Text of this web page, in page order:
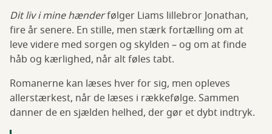
Dit liv i mine hænderfølger Liams lillebror Jonathan,
fire år senere. En stille, men stærk fortælling om at
leve videre med sorgen og skylden – og om at finde
håb og kærlighed, når alt føles tabt.
Romanerne kan læses hver for sig, men opleves
allerstærkest, når de læses i rækkefølge. Sammen
danner de en sjælden helhed, der gør et dybt indtryk.